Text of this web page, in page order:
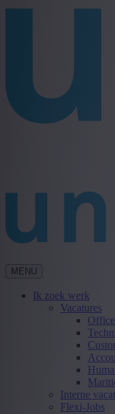
MENU
Ik zoek werk
Vacatures
Office
Interne
Flexi-Jobs